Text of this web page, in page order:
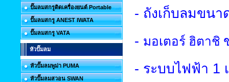
ปั๊มลมสกรูติดเครื่องยนต์ Portable
ปั๊มลมสกรู ANEST IWATA
ปั๊มลมสกรู VATA
หัวปั๊มลม
หัวปั๊มลมพูม่า PUMA
หัวปั๊มลมสวอน SWAN
- ถังเก็บลมขน
- มอเตอร์ ฮิตาชิ
- ระบบไฟฟ้า 1